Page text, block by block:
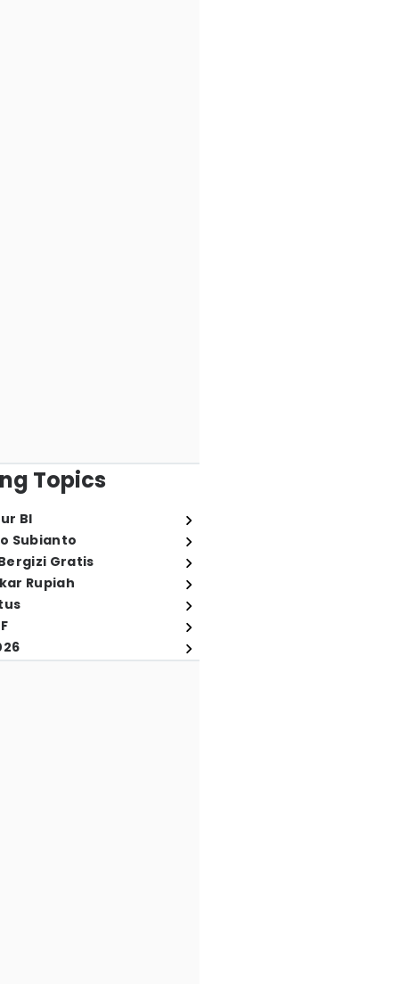
Topics
BI
Subianto
Gratis
Rupiah